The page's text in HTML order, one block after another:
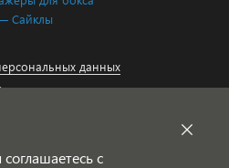
Сайклы
данных
персональных данных
с